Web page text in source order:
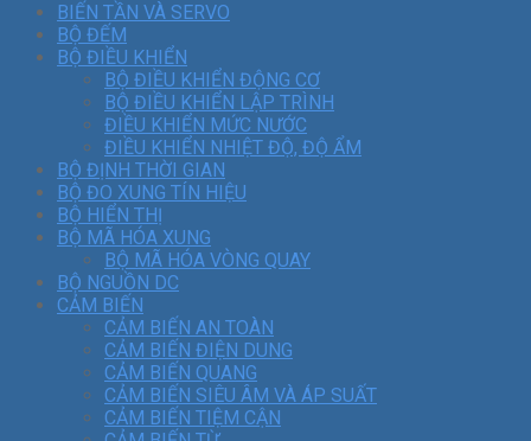
BIẾN TẦN VÀ SERVO
BỘ ĐẾM
BỘ ĐIỀU KHIỂN
BỘ ĐIỀU KHIỂN ĐỘNG CƠ
BỘ ĐIỀU KHIỂN LẬP TRÌNH
ĐIỀU KHIỂN MỨC NƯỚC
ĐIỀU KHIỂN NHIỆT ĐỘ, ĐỘ ẨM
BỘ ĐỊNH THỜI GIAN
BỘ ĐO XUNG TÍN HIỆU
BỘ HIỂN THỊ
BỘ MÃ HÓA XUNG
BỘ MÃ HÓA VÒNG QUAY
BỘ NGUỒN DC
CẢM BIẾN
CẢM BIẾN AN TOÀN
CẢM BIẾN ĐIỆN DUNG
CẢM BIẾN QUANG
CẢM BIẾN SIÊU ÂM VÀ ÁP SUẤT
CẢM BIẾN TIỆM CẬN